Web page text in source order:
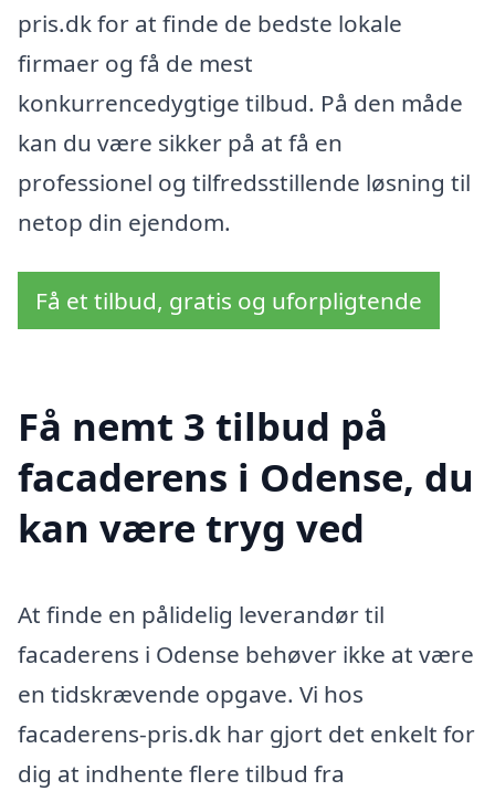
pris.dk for at finde de bedste lokale
firmaer og få de mest
konkurrencedygtige tilbud. På den måde
kan du være sikker på at få en
professionel og tilfredsstillende løsning til
netop din ejendom.
Få et tilbud, gratis og uforpligtende
Få nemt 3 tilbud på
facaderens i Odense, du
kan være tryg ved
At finde en pålidelig leverandør til
facaderens i Odense behøver ikke at være
en tidskrævende opgave. Vi hos
facaderens-pris.dk har gjort det enkelt for
dig at indhente flere tilbud fra